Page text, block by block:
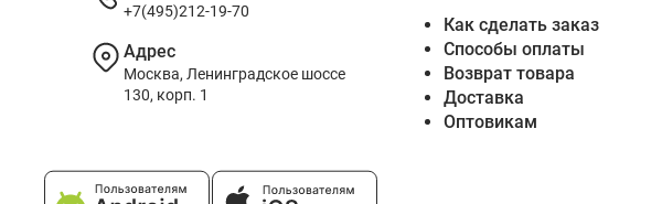
Как сделать заказ
Способы оплаты
Возврат товара
Доставка
Оптовикам
+7(495)212-19-70
Адрес
Москва, Ленинградское шоссе
130, корп. 1